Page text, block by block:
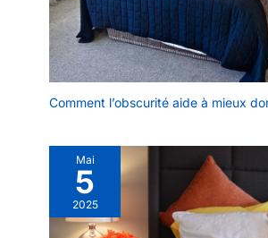
Comment l’obscurité aide à mieux
Mai
5
2025